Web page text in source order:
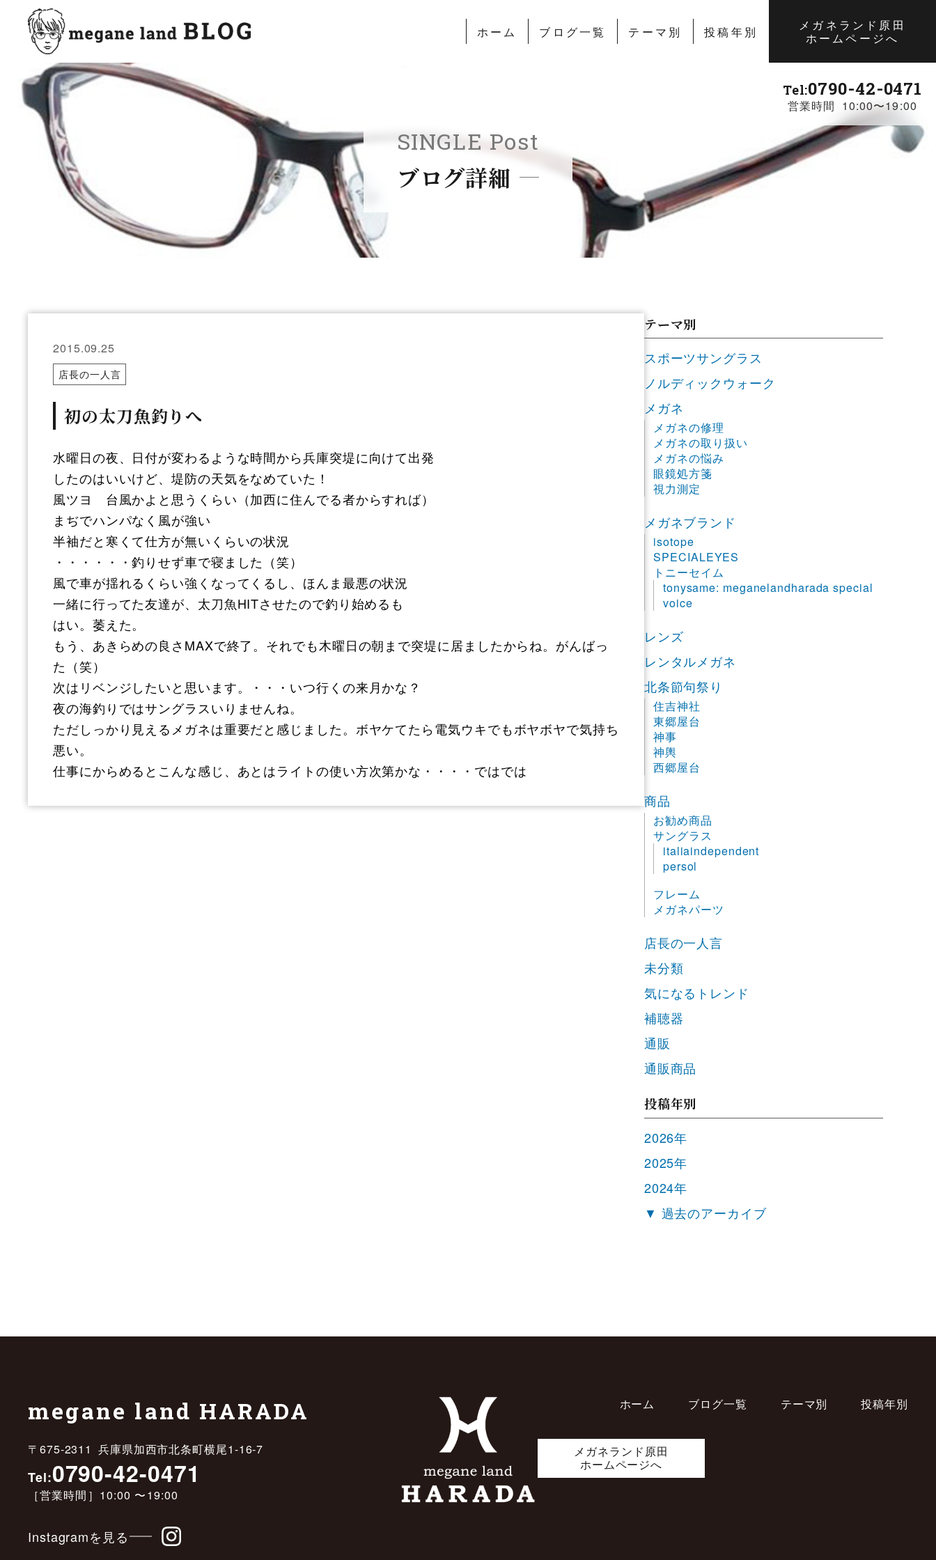
ホーム ブログ一覧 テーマ別 投稿年別
メガネランド原田
ホームページへ
Tel:0790-42-0471
営業時間 10:00〜19:00
SINGLE Post
ブログ詳細
2015.09.25
店長の一人言
初の太刀魚釣りへ
水曜日の夜、日付が変わるような時間から兵庫突堤に向けて出発
したのはいいけど、堤防の天気をなめていた！
風ツヨ 台風かよと思うくらい（加西に住んでる者からすれば）
まぢでハンパなく風が強い
半袖だと寒くて仕方が無いくらいの状況
・・・・・・釣りせず車で寝ました（笑）
風で車が揺れるくらい強くなってくるし、ほんま最悪の状況
一緒に行ってた友達が、太刀魚HITさせたので釣り始めるも
はい。萎えた。
もう、あきらめの良さMAXで終了。それでも木曜日の朝まで突堤に居ましたからね。がんばっ
た（笑）
次はリベンジしたいと思います。・・・いつ行くの来月かな？
夜の海釣りではサングラスいりませんね。
ただしっかり見えるメガネは重要だと感じました。ボヤケてたら電気ウキでもボヤボヤで気持ち
悪い。
仕事にからめるとこんな感じ、あとはライトの使い方次第かな・・・・ではでは
テーマ別
スポーツサングラス
ノルディックウォーク
メガネ
メガネの修理
メガネの取り扱い
メガネの悩み
眼鏡処方箋
視力測定
メガネブランド
isotope
SPECIALEYES
トニーセイム
tonysame: meganelandharada special
voice
レンズ
レンタルメガネ
北条節句祭り
住吉神社
東郷屋台
神事
神輿
西郷屋台
商品
お勧め商品
サングラス
italiaindependent
persol
フレーム
メガネパーツ
店長の一人言
未分類
気になるトレンド
補聴器
通販
通販商品
投稿年別
2026年
2025年
2024年
▼ 過去のアーカイブ
megane land HARADA
〒675-2311 兵庫県加西市北条町横尾1-16-7
Tel:0790-42-0471
［営業時間］10:00 〜19:00
Instagramを見る
ホーム ブログ一覧 テーマ別 投稿年別
メガネランド原田
ホームページへ